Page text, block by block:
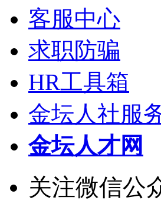
客服中心
求职防骗
HR工具箱
金坛人社服
金坛人才网
关注微信公